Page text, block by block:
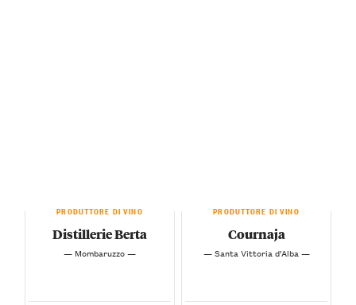
PRODUTTORE DI VINO
Distillerie Berta
— Mombaruzzo —
PRODUTTORE DI VINO
Cournaja
— Santa Vittoria d’Alba —